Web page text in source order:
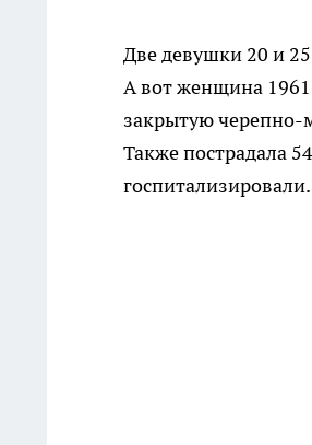
Две девушки 20 и
А вот женщина
закрытую черепно-
Также пострадала
госпитализировали.